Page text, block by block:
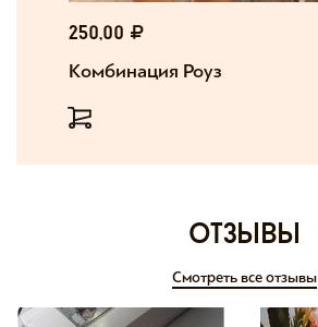
250,00
Комбинация Роуз
отзывы
Смотреть все отзывы